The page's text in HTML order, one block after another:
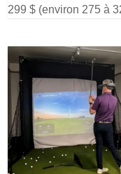
299 $ (environ 275 à